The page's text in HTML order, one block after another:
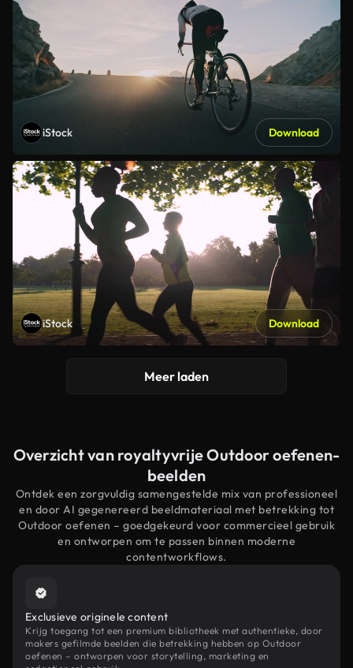
iStock Download
iStock Download
Meer laden
Overzicht van royaltyvrije Outdoor oefenen-
beelden
Ontdek een zorgvuldig samengestelde mix van professioneel
en door AI gegenereerd beeldmateriaal met betrekking tot
Outdoor oefenen – goedgekeurd voor commercieel gebruik
en ontworpen om te passen binnen moderne
contentworkflows.
Exclusieve originele content
Krijg toegang tot een premium bibliotheek met authentieke, door
makers gefilmde beelden die betrekking hebben op Outdoor
oefenen – ontworpen voor storytelling, marketing en